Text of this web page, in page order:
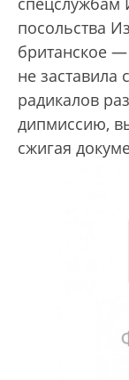
посольства
британское —
не заставила
радикалов
дипмиссию,
сжигая